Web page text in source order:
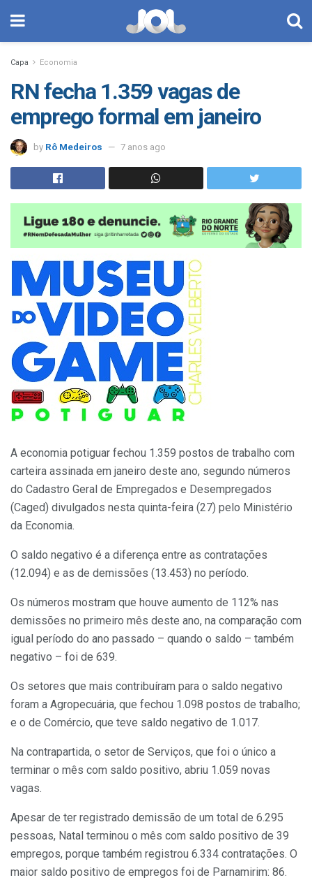
Capa Economia
RN fecha 1.359 vagas de
emprego formal em janeiro
by Rô Medeiros 7 anos ago
A economia potiguar fechou 1.359 postos de trabalho com
carteira assinada em janeiro deste ano, segundo números
do Cadastro Geral de Empregados e Desempregados
(Caged) divulgados nesta quinta-feira (27) pelo Ministério
da Economia.
O saldo negativo é a diferença entre as contratações
(12.094) e as de demissões (13.453) no período.
Os números mostram que houve aumento de 112% nas
demissões no primeiro mês deste ano, na comparação com
igual período do ano passado – quando o saldo – também
negativo – foi de 639.
Os setores que mais contribuíram para o saldo negativo
foram a Agropecuária, que fechou 1.098 postos de trabalho;
e o de Comércio, que teve saldo negativo de 1.017.
Na contrapartida, o setor de Serviços, que foi o único a
terminar o mês com saldo positivo, abriu 1.059 novas
vagas.
Apesar de ter registrado demissão de um total de 6.295
pessoas, Natal terminou o mês com saldo positivo de 39
empregos, porque também registrou 6.334 contratações. O
maior saldo positivo de empregos foi de Parnamirim: 86.